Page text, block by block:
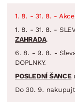
1. 8. - 31. 8. -
1. 8. - 31. 8. -
ZAHRADA.
6. 8. - 9. 8. -
DOPLNKY.
POSLEDNÍ ŠANCE
Do 30. 9.